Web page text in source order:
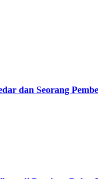
dan Seorang